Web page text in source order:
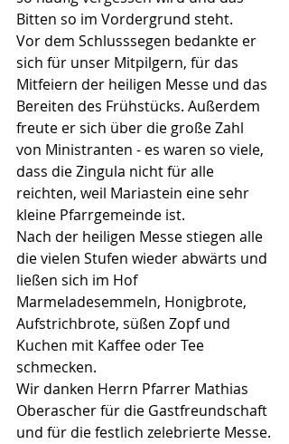
Bitten so im Vordergrund steht.
Vor dem Schlusssegen bedankte er
sich für unser Mitpilgern, für das
Mitfeiern der heiligen Messe und das
Bereiten des Frühstücks. Außerdem
freute er sich über die große Zahl
von Ministranten - es waren so viele,
dass die Zingula nicht für alle
reichten, weil Mariastein eine sehr
kleine Pfarrgemeinde ist.
Nach der heiligen Messe stiegen alle
die vielen Stufen wieder abwärts und
ließen sich im Hof
Marmeladesemmeln, Honigbrote,
Aufstrichbrote, süßen Zopf und
Kuchen mit Kaffee oder Tee
schmecken.
Wir danken Herrn Pfarrer Mathias
Oberascher für die Gastfreundschaft
und für die festlich zelebrierte Messe.